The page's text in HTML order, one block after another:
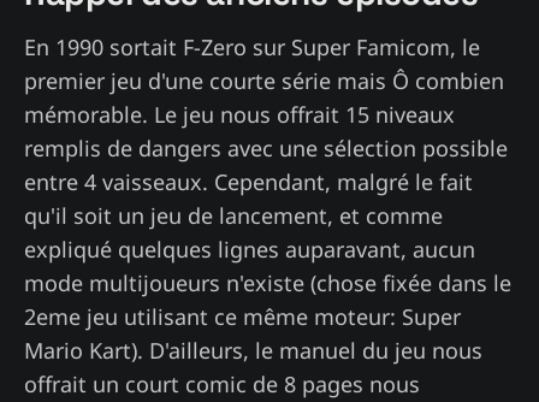
En 1990 sortait F-Zero sur Super Famicom, le
premier jeu d'une courte série mais Ô combien
mémorable. Le jeu nous offrait 15 niveaux
remplis de dangers avec une sélection possible
entre 4 vaisseaux. Cependant, malgré le fait
qu'il soit un jeu de lancement, et comme
expliqué quelques lignes auparavant, aucun
mode multijoueurs n'existe (chose fixée dans le
2eme jeu utilisant ce même moteur: Super
Mario Kart). D'ailleurs, le manuel du jeu nous
offrait un court comic de 8 pages nous